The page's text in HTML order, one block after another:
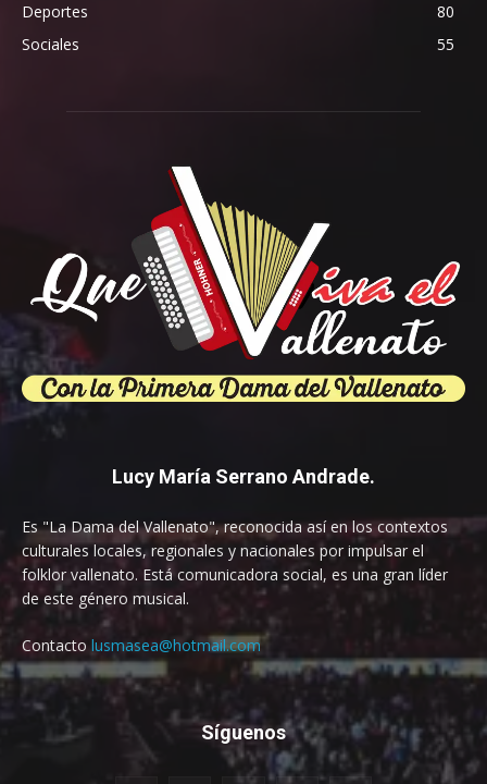
Deportes
80
Sociales
55
Lucy María Serrano Andrade.
Es "La Dama del Vallenato", reconocida así en los contextos
culturales locales, regionales y nacionales por impulsar el
folklor vallenato. Está comunicadora social, es una gran líder
de este género musical.
Contacto lusmasea@hotmail.com
Síguenos